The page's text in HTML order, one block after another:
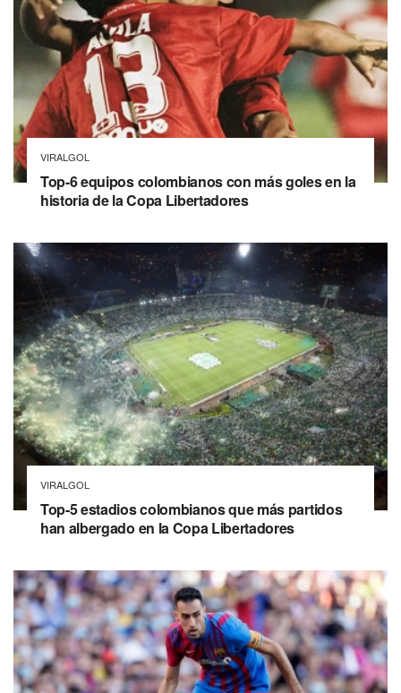
VIRALGOL
Top-6 equipos colombianos con más goles en la
historia de la Copa Libertadores
VIRALGOL
Top-5 estadios colombianos que más partidos
han albergado en la Copa Libertadores